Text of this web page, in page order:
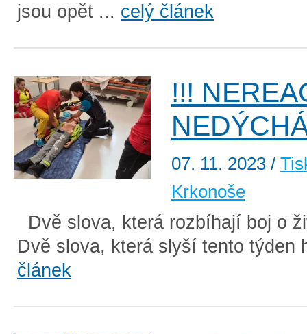
jsou opět ... celý článek
!!!
07. 11. 2023 /
Krkonoše
Dvě slova, která rozbíhají boj o
Dvě slova, která slyší tento týden
článek